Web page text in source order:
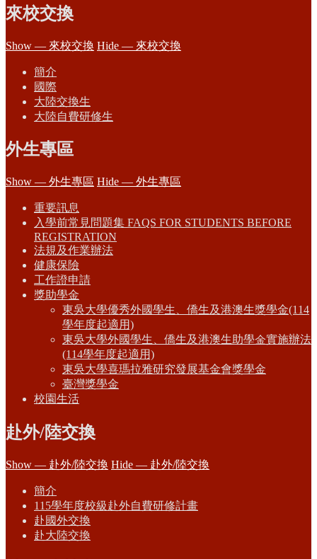
來校交換
Show — 來校交換 Hide — 來校交換
簡介
國際
大陸交換生
大陸自費研修生
外生專區
Show — 外生專區 Hide — 外生專區
重要訊息
入學前常見問題集 FAQS FOR STUDENTS BEFORE
REGISTRATION
法規及作業辦法
健康保險
工作證申請
獎助學金
東吳大學優秀外國學生、僑生及港澳生獎學金(114
學年度起適用)
東吳大學外國學生、僑生及港澳生助學金實施辦法
(114學年度起適用)
東吳大學喜瑪拉雅研究發展基金會獎學金
臺灣獎學金
校園生活
赴外/陸交換
Show — 赴外/陸交換 Hide — 赴外/陸交換
簡介
115學年度校級赴外自費研修計畫
赴國外交換
赴大陸交換